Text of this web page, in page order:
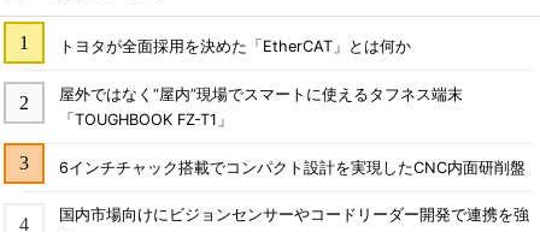
トヨタが全面採用を決めた「EtherCAT」とは何か
屋外ではなく“屋内”現場でスマートに使えるタフネス端末
「TOUGHBOOK FZ-T1」
6インチチャック搭載でコンパクト設計を実現したCNC内面研削盤
国内市場向けにビジョンセンサーやコードリーダー開発で連携を強